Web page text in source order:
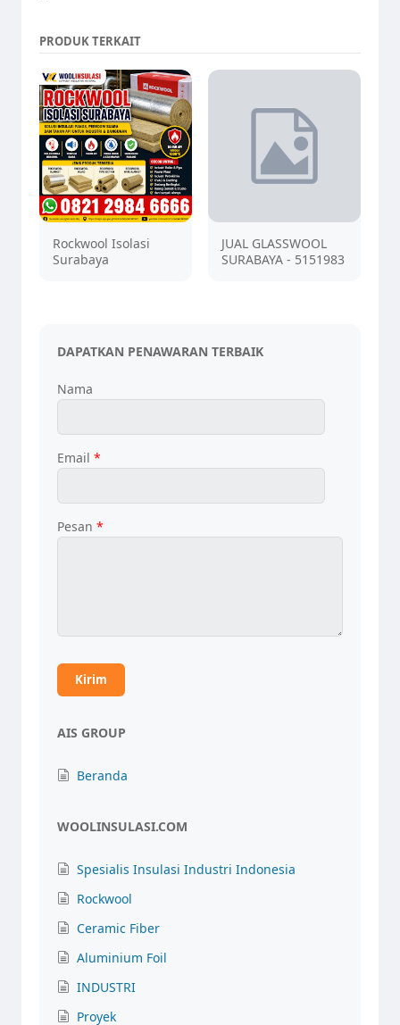
PRODUK TERKAIT
Rockwool Isolasi
Surabaya
JUAL GLASSWOOL
SURABAYA - 5151983
DAPATKAN PENAWARAN TERBAIK
Nama
Email *
Pesan *
AIS GROUP
Beranda
WOOLINSULASI.COM
Spesialis Insulasi Industri Indonesia
Rockwool
Ceramic Fiber
Aluminium Foil
INDUSTRI
Proyek